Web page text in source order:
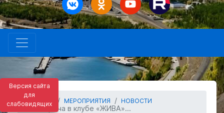
Версия сайта
для
слабовидящих
МЕРОПРИЯТИЯ НОВОСТИ
Встреча в клубе «ЖИВА»...